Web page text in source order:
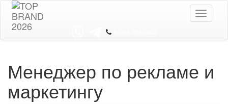
Toggle
Менеджер по рекламе и
маркетингу